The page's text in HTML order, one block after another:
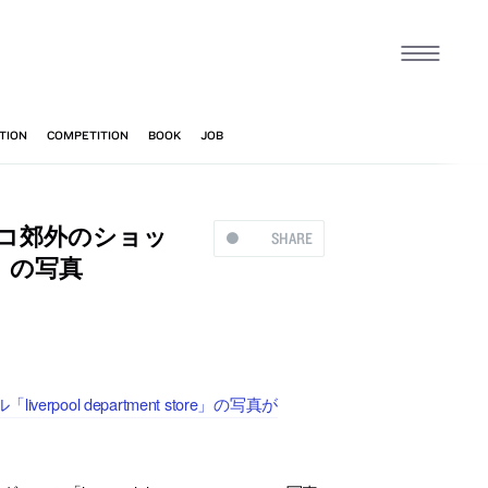
SHARE
郊外のショッ
写真
liverpool department store」の写真が